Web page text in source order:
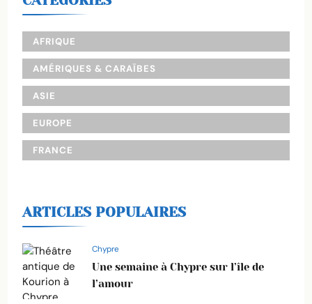
AFRIQUE
AMÉRIQUES & CARAÏBES
ASIE
EUROPE
FRANCE
ARTICLES POPULAIRES
Chypre
Une semaine à Chypre sur l’île de
l’amour